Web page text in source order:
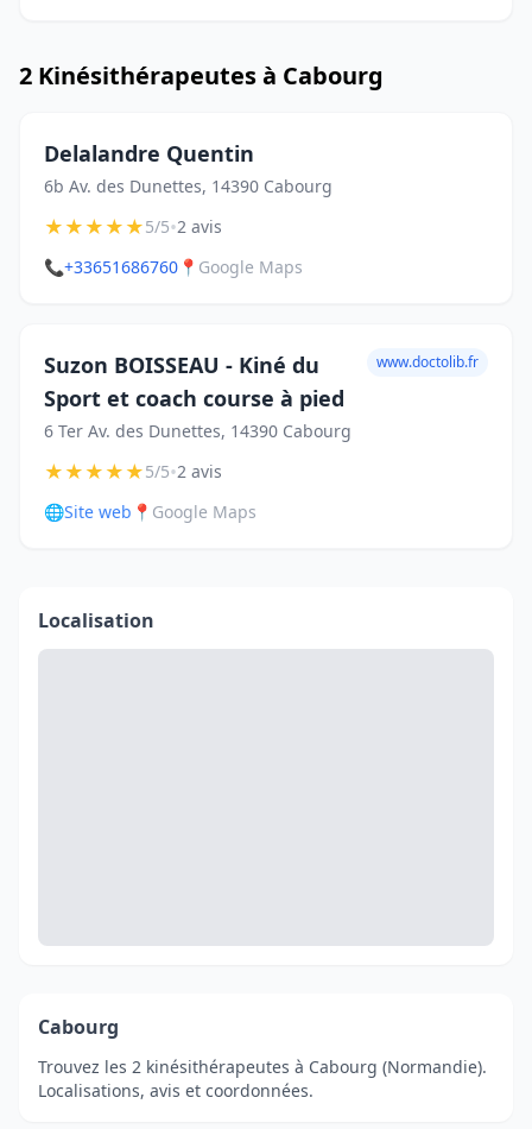
2 Kinésithérapeutes à Cabourg
Delalandre Quentin
6b Av. des Dunettes, 14390 Cabourg
★★★★★5/5•2 avis
📞+33651686760 📍 Google Maps
Suzon BOISSEAU - Kiné du
Sport et coach course à pied
6 Ter Av. des Dunettes, 14390 Cabourg
www.doctolib.fr
★★★★★5/5•2 avis
🌐Site web 📍 Google Maps
Localisation
Cabourg
Trouvez les 2 kinésithérapeutes à Cabourg (Normandie).
Localisations, avis et coordonnées.